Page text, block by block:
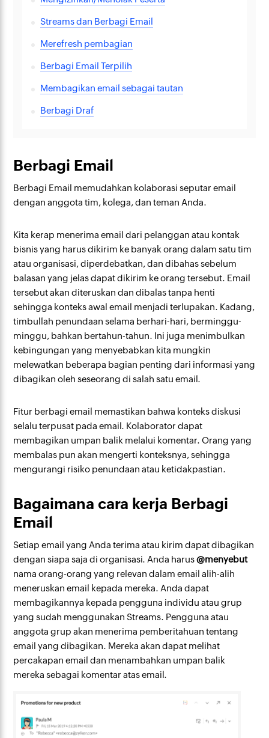
Streams dan Berbagi Email
Merefresh pembagian
Berbagi Email Terpilih
Membagikan email sebagai tautan
Berbagi Draf
Berbagi Email
Berbagi Email memudahkan kolaborasi seputar email
dengan anggota tim, kolega, dan teman Anda.
Kita kerap menerima email dari pelanggan atau kontak
bisnis yang harus dikirim ke banyak orang dalam satu tim
atau organisasi, diperdebatkan, dan dibahas sebelum
balasan yang jelas dapat dikirim ke orang tersebut. Email
tersebut akan diteruskan dan dibalas tanpa henti
sehingga konteks awal email menjadi terlupakan. Kadang,
timbullah penundaan selama berhari-hari, berminggu-
minggu, bahkan bertahun-tahun. Ini juga menimbulkan
kebingungan yang menyebabkan kita mungkin
melewatkan beberapa bagian penting dari informasi yang
dibagikan oleh seseorang di salah satu email.
Fitur berbagi email memastikan bahwa konteks diskusi
selalu terpusat pada email. Kolaborator dapat
membagikan umpan balik melalui komentar. Orang yang
membalas pun akan mengerti konteksnya, sehingga
mengurangi risiko penundaan atau ketidakpastian.
Bagaimana cara kerja Berbagi
Email
Setiap email yang Anda terima atau kirim dapat dibagikan
dengan siapa saja di organisasi. Anda harus@menyebut
nama orang-orang yang relevan dalam email alih-alih
meneruskan email kepada mereka. Anda dapat
membagikannya kepada pengguna individu atau grup
yang sudah menggunakan Streams. Pengguna atau
anggota grup akan menerima pemberitahuan tentang
email yang dibagikan. Mereka akan dapat melihat
percakapan email dan menambahkan umpan balik
mereka sebagai komentar atas email.